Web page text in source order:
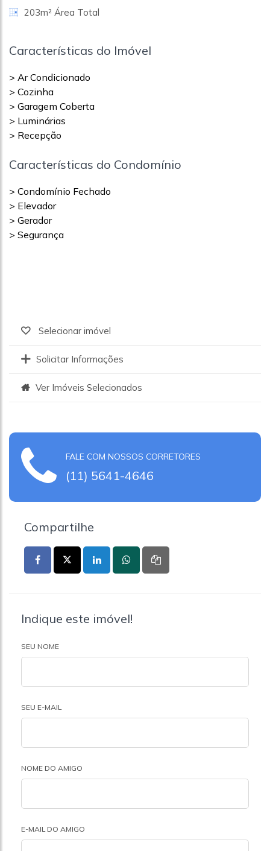
203m² Área Total
Características do Imóvel
> Ar Condicionado
> Cozinha
> Garagem Coberta
> Luminárias
> Recepção
Características do Condomínio
> Condomínio Fechado
> Elevador
> Gerador
> Segurança
Selecionar imóvel
Solicitar Informações
Ver Imóveis Selecionados
FALE COM NOSSOS CORRETORES
(11) 5641-4646
Compartilhe
Indique este imóvel!
SEU NOME
SEU E-MAIL
NOME DO AMIGO
E-MAIL DO AMIGO